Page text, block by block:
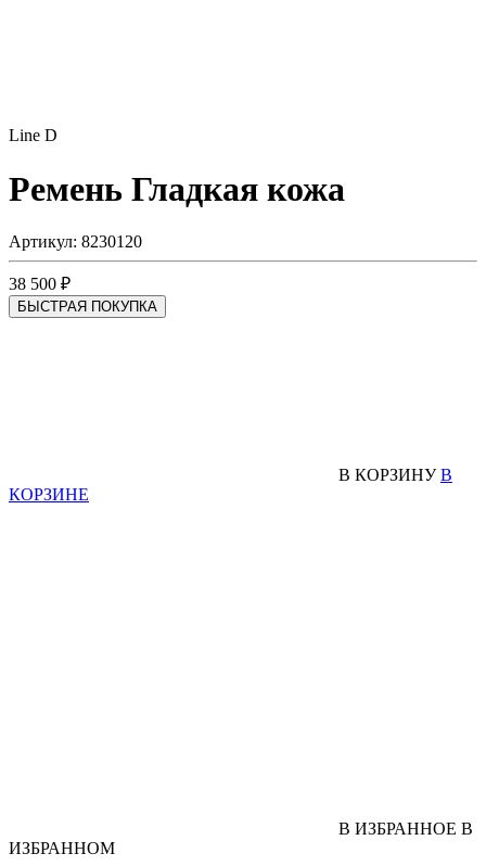
Line D
Ремень Гладкая кожа
Артикул: 8230120
38 500 ₽
БЫСТРАЯ ПОКУПКА
В КОРЗИНУ В
КОРЗИНЕ
В ИЗБРАННОЕ В
ИЗБРАННОМ